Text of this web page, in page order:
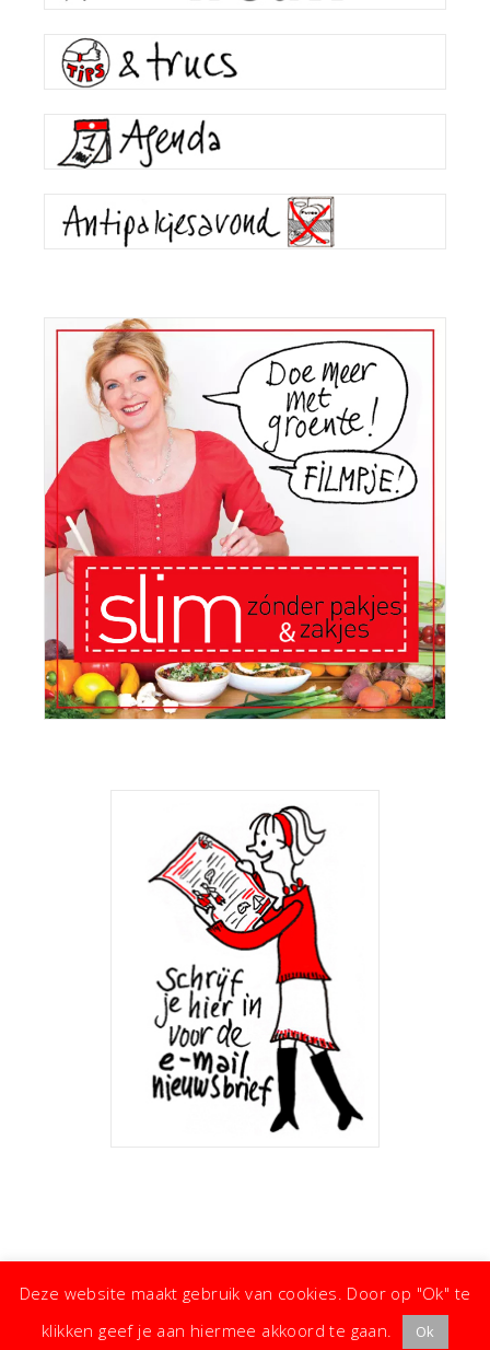
Deze website maakt gebruik van cookies. Door op "Ok" te
klikken geef je aan hiermee akkoord te gaan.
Ok